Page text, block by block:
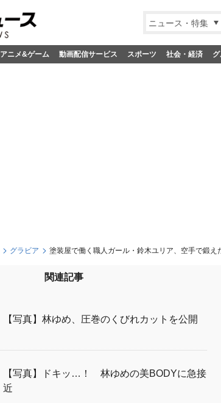
ニュース・特集
アニメ&ゲーム 動画配信サービス スポーツ 社会・経済
グラビア 塗装屋で働く職人ガール・鈴木ユリア、空手で鍛え
関連記事
【写真】林ゆめ、圧巻のくびれカットを公開
【写真】ドキッ…！ 林ゆめの美BODYに急接
近